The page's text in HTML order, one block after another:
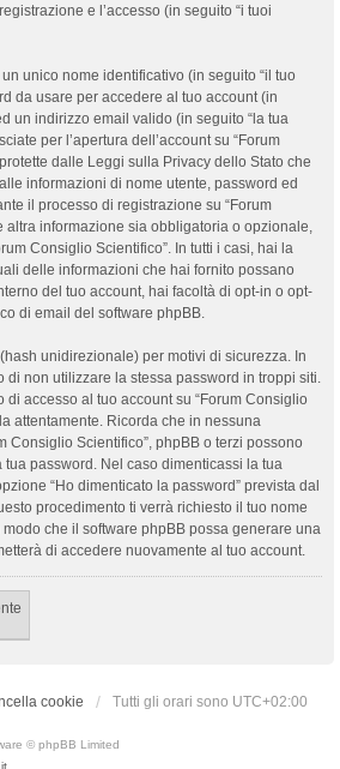
e l’accesso (in seguito “i tuoi
un unico nome identificativo (in seguito “il tuo
da usare per accedere al tuo account (in
un indirizzo email valido (in seguito “la tua
per l’apertura dell’account su “Forum
dalle Leggi sulla Privacy dello Stato che
informazioni di nome utente, password ed
il processo di registrazione su “Forum
altra informazione sia obbligatoria o opzionale,
Consiglio Scientifico”. In tutti i casi, hai la
delle informazioni che hai fornito possano
del tuo account, hai facoltà di opt-in o opt-
di email del software phpBB.
unidirezionale) per motivi di sicurezza. In
di non utilizzare la stessa password in troppi siti.
di accesso al tuo account su “Forum Consiglio
attentamente. Ricorda che in nessuna
Consiglio Scientifico”, phpBB o terzi possono
tua password. Nel caso dimenticassi la tua
“Ho dimenticato la password” prevista dal
procedimento ti verrà richiesto il tuo nome
che il software phpBB possa generare una
di accedere nuovamente al tuo account.
cookie Tutti gli orari sono UTC+02:00
© phpBB Limited